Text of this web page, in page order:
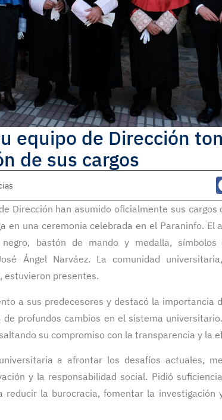
equipo de Dirección
de sus cargos
Dirección han asumido oficialmente sus cargos
en una ceremonia celebrada en el Paraninfo. El
bastón de mando y medalla, símbolos
Ángel Narváez. La comunidad
estuvieron presentes.
a sus predecesores y destacó la importancia
profundos cambios en el sistema
su compromiso con la transparencia y la
a afrontar los desafíos actuales,
y la responsabilidad social. Pidió
reducir la burocracia, fomentar la investigación